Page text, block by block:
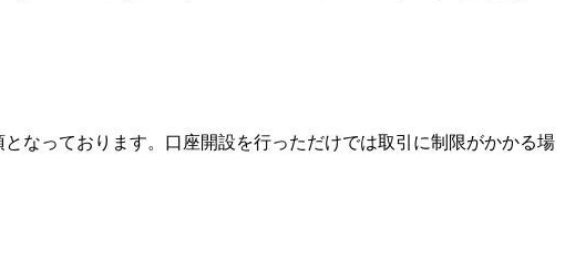
なっております。口座開設を行っただけでは取引に制限がかかる場